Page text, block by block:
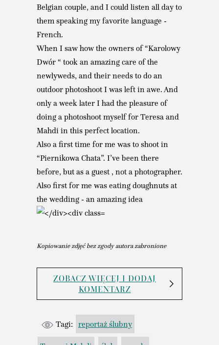
Belgian couple, and I could listen all day to
them speaking my favorite language -
French.
When I saw how the owners of “Karolowy
Dwór “ took an amazing care of the
newlyweds, and their needs to do an
outdoor photoshoot I was left in awe. And
only a week later I had the pleasure of
doing a photoshoot myself for Teresa and
Mahdi in this perfect location.
Also a first time for me was to shoot in
“Piernikowa Chata”. I’ve been there
before, but as a guest , not a photographer.
Also first for me was eating doughnuts at
the wedding - an amazing idea
Kopiowanie zdjęć bez zgody autora zabronione
ZOBACZ WIĘCEJ I DODAJ
KOMENTARZ
Tagi: reportaż ślubny